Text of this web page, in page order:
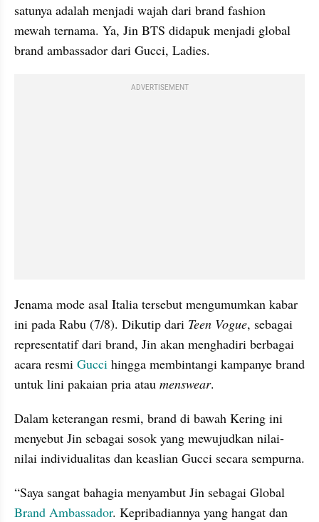
satunya adalah menjadi wajah dari brand fashion
mewah ternama. Ya, Jin BTS didapuk menjadi global
brand ambassador dari Gucci, Ladies.
ADVERTISEMENT
Jenama mode asal Italia tersebut mengumumkan kabar
ini pada Rabu (7/8). Dikutip dari Teen Vogue, sebagai
representatif dari brand, Jin akan menghadiri berbagai
acara resmi Gucci hingga membintangi kampanye brand
untuk lini pakaian pria atau menswear.
Dalam keterangan resmi, brand di bawah Kering ini
menyebut Jin sebagai sosok yang mewujudkan nilai-
nilai individualitas dan keaslian Gucci secara sempurna.
Brand Ambassador. Kepribadiannya yang hangat dan